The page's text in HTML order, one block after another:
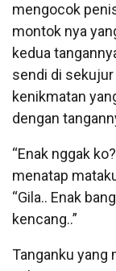
mengocok
montok nya
kedua
sendi di
kenikmatan
dengan
“Enak nggak
menatap
“Gila.. Enak
kencang..”
Tanganku yang